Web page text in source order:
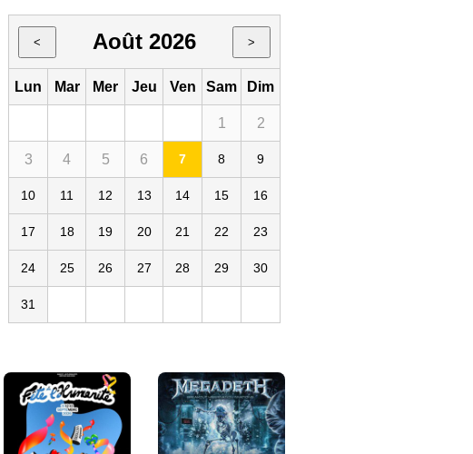
< Août 2026 >
Lun Mar Mer Jeu Ven Sam Dim
1 2
3 4 5 6 7 8 9
10 11 12 13 14 15 16
17 18 19 20 21 22 23
24 25 26 27 28 29 30
31